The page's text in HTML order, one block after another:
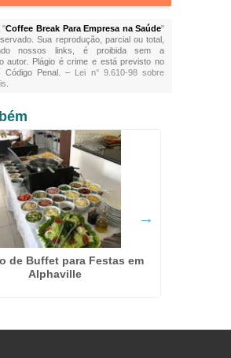
"Coffee Break Para Empresa na Saúde"
Sua reprodução, parcial ou total,
nossos links, é proibida sem a
autor. Plágio é crime e está previsto no
Código Penal. – Lei n° 9.610-98 sobre
de Buffet para Festas em
Alphaville